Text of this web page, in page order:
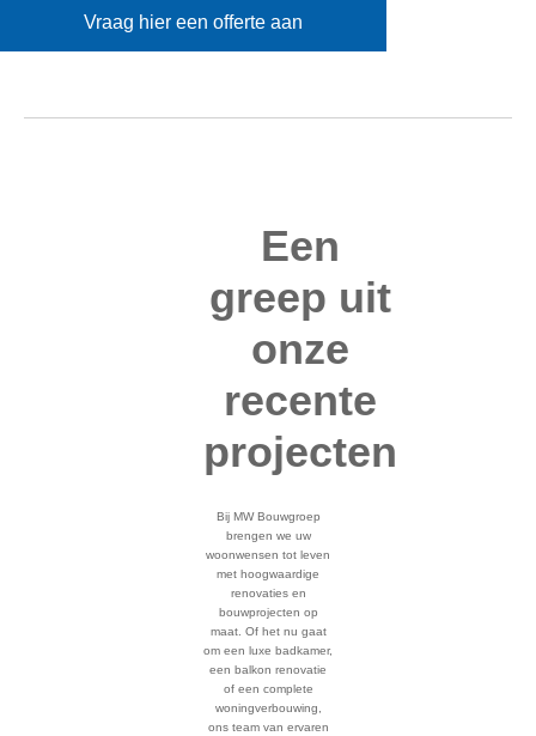
Vraag hier een offerte aan
Een
greep uit
onze
recente
projecten
Bij MW Bouwgroep
brengen we uw
woonwensen tot leven
met hoogwaardige
renovaties en
bouwprojecten op
maat. Of het nu gaat
om een luxe badkamer,
een balkon renovatie
of een complete
woningverbouwing,
ons team van ervaren